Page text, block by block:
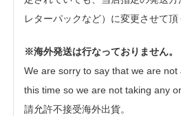
レターパックなど）に変更させて頂
※海外発送は行なっておりません。
We are sorry to say that we are
this time so we are not taking any
請允許不接受海外出貨。